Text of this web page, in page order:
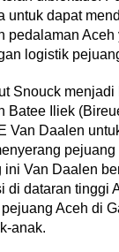
untuk dapat
pedalaman
logistik
Snouck
Batee Iliek
Van Daalen
Van Daalen
di dataran tinggi
Aceh di
anak.